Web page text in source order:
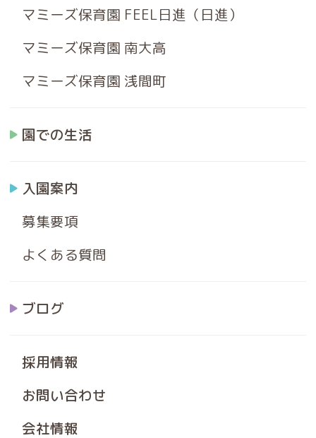
マミーズ保育園 FEEL日進（日進）
マミーズ保育園 南大高
マミーズ保育園 浅間町
園での生活
入園案内
募集要項
よくある質問
ブログ
採用情報
お問い合わせ
会社情報